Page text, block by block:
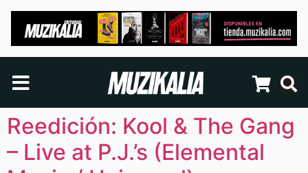
Reedición: Kool & The Gang
– Live at P.J.’s (Elemental